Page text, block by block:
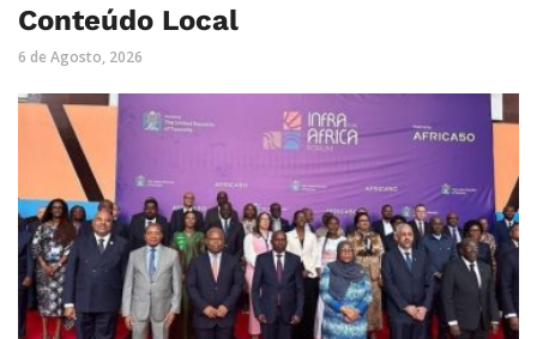
Conteúdo Local
6 de Agosto, 2026